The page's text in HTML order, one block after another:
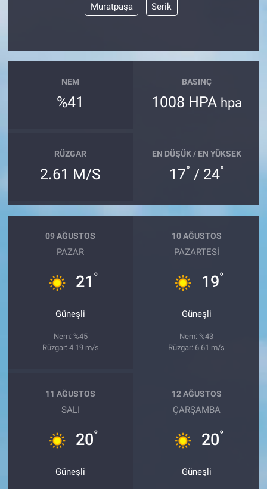
Muratpaşa Serik
NEM
%41
BASINÇ
1008 HPA hpa
RÜZGAR
2.61 M/S
EN DÜŞÜK / EN YÜKSEK
17° / 24°
09 AĞUSTOS
PAZAR
21 °
Güneşli
Nem: %45
Rüzgar: 4.19 m/s
10 AĞUSTOS
PAZARTESI
19°
Güneşli
Nem: %43
Rüzgar: 6.61 m/s
11 AĞUSTOS
SALI
20°
Güneşli
12 AĞUSTOS
ÇARŞAMBA
20°
Güneşli